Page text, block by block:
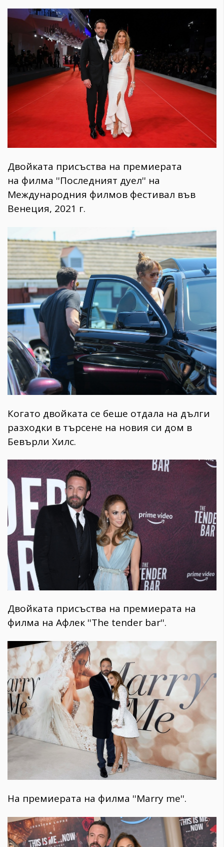
Двойката присъства на премиерата
на филма ''Последният дуел'' на
Международния филмов фестивал във
Венеция, 2021 г.
Когато двойката се беше отдала на дълги
разходки в търсене на новия си дом в
Бевърли Хилс.
Двойката присъства на премиерата на
филма на Афлек ''The tender bar''.
На премиерата на филма ''Marry me''.